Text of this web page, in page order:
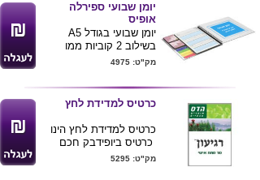
גודל מוצר 16*12*3
ניתן למתג את הכריכה
באמצעות הדפסה או
הטבעת לוגו .
יומן שבועי ספירלה
אופיס
יומן שבועי בגודל A5
בשילוב 2 קוביות ממו
וסט סימניות .
פרוצס ( צבע מלא )
למינציה לבחירה
מט/מבריק.
פנים היומן: 64 דפים בגודל
A5 מודפסים 2 צבעים
פלוס 16 דפי מחברת שורה
דו צדדי בצבע 1
מק"ט: 4975
כרטיס למדידת לחץ
כרטיס למדידת לחץ הינו
כרטיס ביופידבק חכם
ואמין,הוא מד רגיעה אישי
מק"ט: 5295